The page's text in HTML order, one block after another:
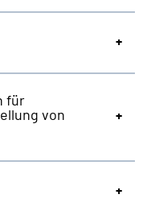
für
von